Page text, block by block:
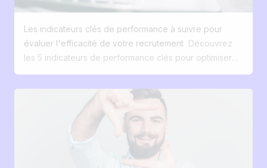
smartphone… et les candidats s’attendent à la même
avec l’e-commerce est frappant : près de 3 acheteurs
sur 5 abandonnent leur panier en ligne avant de
finaliser. Dans le recrutement digital, c’est encore pire.
Si le processus n’est pas fluide et pensé mobile, vous
perdez vos talents avant même de les rencontrer. Un
site carrière classique ne convertit que 0 à 2 % de ses
visiteurs en candidats, alors qu’avec une expérience
digitale optimisée (SEO, contenu marque employeur,
mobile first), ce taux peut être multiplié par 10 et ainsi
créer une véritable source d'acquisition des candidats.
Les indicateurs clés de performance à suivre pour
évaluer l'efficacité de votre recrutement Découvrez
les 5 indicateurs de performance clés pour optimiser
embauche et satisfaction des candidats. Améliorez
votre processus RH et attirez les meilleurs talents avec
des données précises et exploitables. Téléchargez
notre guide gratuit ! Introduction : Pourquoi il est
essentiel de mesurer l'efficacité de votre recrutement